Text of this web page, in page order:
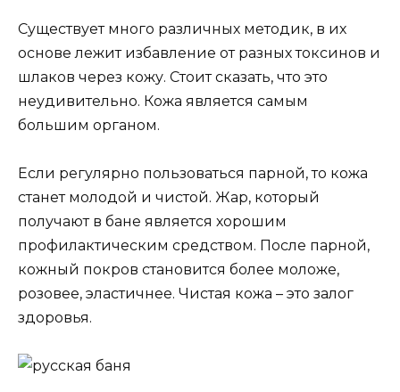
Существует много различных методик, в их
основе лежит избавление от разных токсинов и
шлаков через кожу. Стоит сказать, что это
неудивительно. Кожа является самым
большим органом.
Если регулярно пользоваться парной, то кожа
станет молодой и чистой. Жар, который
получают в бане является хорошим
профилактическим средством. После парной,
кожный покров становится более моложе,
розовее, эластичнее. Чистая кожа – это залог
здоровья.